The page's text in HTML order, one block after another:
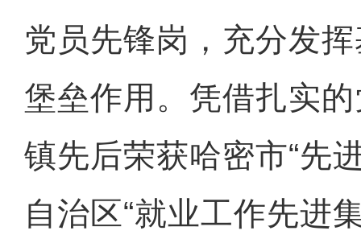
党员先锋岗，充分发
堡垒作用。凭借扎实
镇先后荣获哈密市“先
自治区“就业工作先进